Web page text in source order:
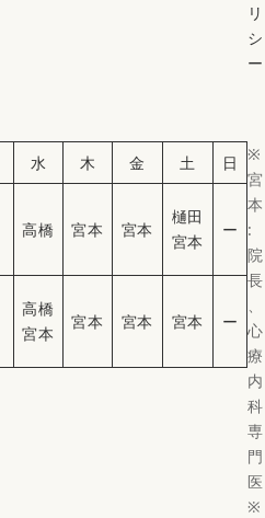
リ
シ
ー
水 木 金 土 日
高橋 宮本 宮本
樋田
宮本
ー
高橋
宮本
宮本 宮本 宮本 ー
※
宮
本
:
院
長
、
心
療
内
科
専
門
医
※